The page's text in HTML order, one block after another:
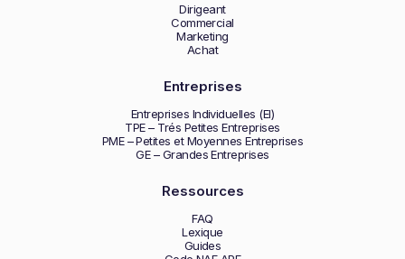
Dirigeant
Commercial
Marketing
Achat
Entreprises
Entreprises Individuelles (EI)
TPE – Trés Petites Entreprises
PME – Petites et Moyennes Entreprises
GE – Grandes Entreprises
Ressources
FAQ
Lexique
Guides